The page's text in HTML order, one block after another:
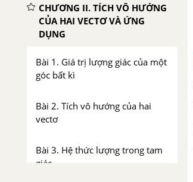
CHƯƠNG II. TÍCH VÔ HƯỚNG
CỦA HAI VECTƠ VÀ ỨNG
DỤNG
Bài 1. Giá trị lượng giác của một
góc bất kì
Bài 2. Tích vô hướng của hai
vectơ
Bài 3. Hệ thức lượng trong tam
giác